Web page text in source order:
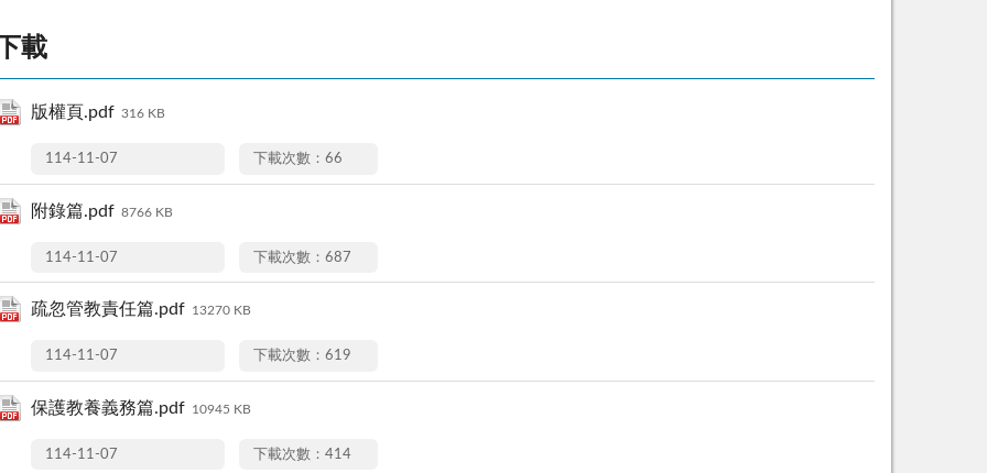
載
版權頁.pdf 316 KB
114-11-07 下載次數：66
附錄篇.pdf 8766 KB
114-11-07 下載次數：687
疏忽管教責任篇.pdf 13270 KB
114-11-07 下載次數：619
保護教養義務篇.pdf 10945 KB
114-11-07 下載次數：414